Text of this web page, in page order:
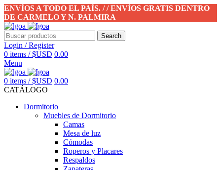
ENVÍOS A TODO EL PAÍS. / / ENVÍOS GRATIS DENTRO
DE CARMELO Y N. PALMIRA
Search
Login / Register
0 items / $USD 0.00
Menu
0 items / $USD 0.00
CATÁLOGO
Dormitorio
Muebles de Dormitorio
Camas
Mesa de luz
Cómodas
Roperos y Placares
Respaldos